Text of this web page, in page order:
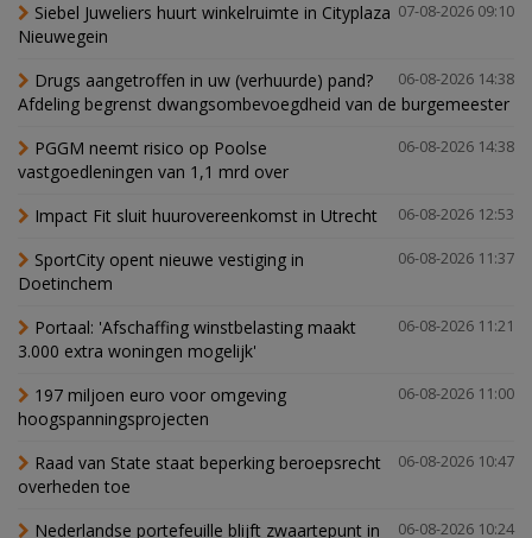
07-08-2026 09:10
Siebel Juweliers huurt winkelruimte in Cityplaza
Nieuwegein
06-08-2026 14:38
Drugs aangetroffen in uw (verhuurde) pand?
Afdeling begrenst dwangsombevoegdheid van de burgemeester
06-08-2026 14:38
PGGM neemt risico op Poolse
vastgoedleningen van 1,1 mrd over
06-08-2026 12:53
Impact Fit sluit huurovereenkomst in Utrecht
06-08-2026 11:37
SportCity opent nieuwe vestiging in
Doetinchem
06-08-2026 11:21
Portaal: 'Afschaffing winstbelasting maakt
3.000 extra woningen mogelijk'
06-08-2026 11:00
197 miljoen euro voor omgeving
hoogspanningsprojecten
06-08-2026 10:47
Raad van State staat beperking beroepsrecht
overheden toe
06-08-2026 10:24
Nederlandse portefeuille blijft zwaartepunt in